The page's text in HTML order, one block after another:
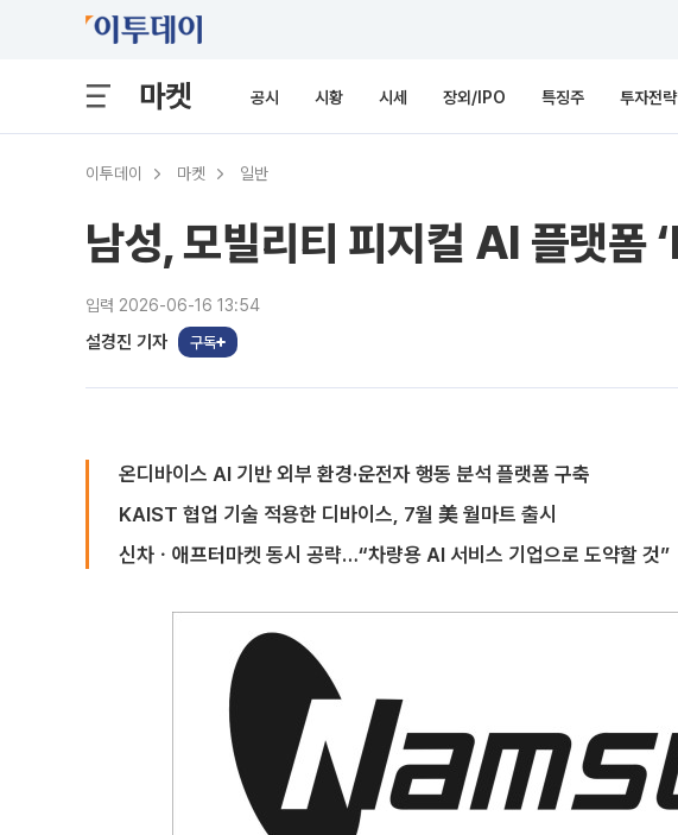
마켓 공시 시황 시세 장외/IPO 특징주 투자전략
이투데이 마켓 일반
남성, 모빌리티 피지컬 AI 플랫
입력 2026-06-16 13:54
설경진 기자 구독
온디바이스 AI 기반 외부 환경·운전자 행동 분석 플랫폼 구축
KAIST 협업 기술 적용한 디바이스, 7월 美 월마트 출시
신차ㆍ애프터마켓 동시 공략…“차량용 AI 서비스 기업으로 도약할 것”